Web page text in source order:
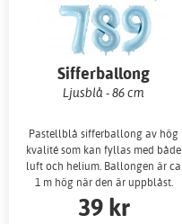
Sifferballong
Ljusblå - 86 cm
Pastellblå sifferballong av hög
kvalité som kan fyllas med både
luft och helium. Ballongen är ca
1 m hög när den är uppblåst.
39 kr